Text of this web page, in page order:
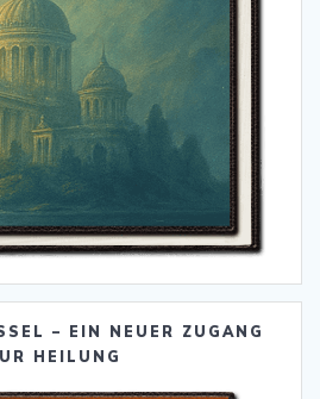
– EIN NEUER ZUGANG
HEILUNG